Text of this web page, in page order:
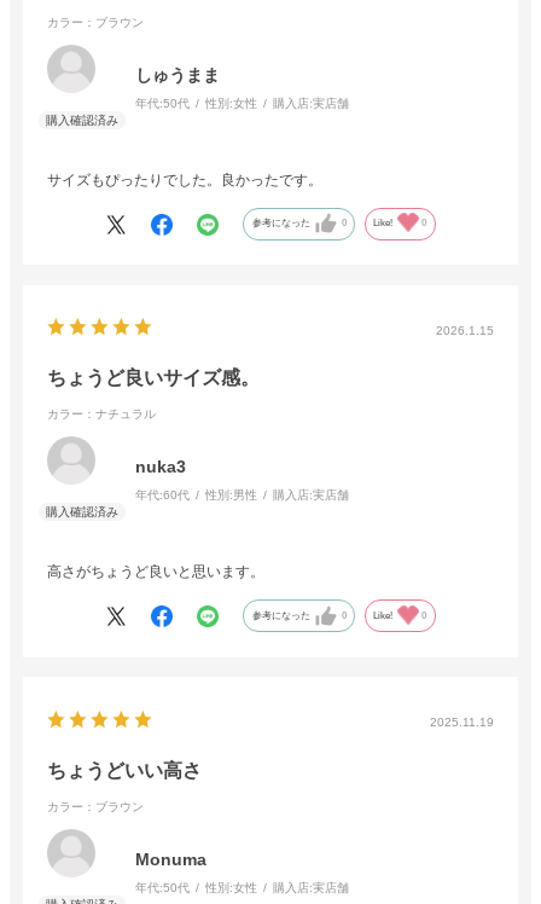
カラー：ブラウン
しゅうまま
年代:50代 性別:女性 購入店:実店舗
サイズもぴったりでした。良かったです。
参考になった 0 Like! 0
2026.1.15
ちょうど良いサイズ感。
カラー：ナチュラル
nuka3
年代:60代 性別:男性 購入店:実店舗
高さがちょうど良いと思います。
参考になった 0 Like! 0
2025.11.19
ちょうどいい高さ
カラー：ブラウン
Monuma
年代:50代 性別:女性 購入店:実店舗